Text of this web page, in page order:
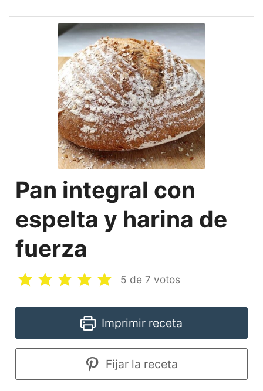
Pan integral con
espelta y harina de
fuerza
5 de 7 votos
Imprimir receta
Fijar la receta